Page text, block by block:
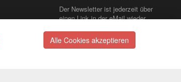
Alle Cookies akzeptieren
Der Newsletter ist jederzeit über
einen Link in der eMail wieder